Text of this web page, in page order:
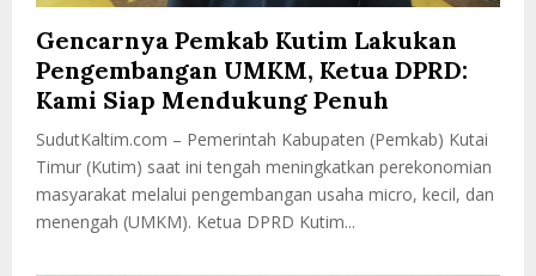
Gencarnya Pemkab Kutim Lakukan
Pengembangan UMKM, Ketua DPRD:
Kami Siap Mendukung Penuh
SudutKaltim.com – Pemerintah Kabupaten (Pemkab) Kutai
Timur (Kutim) saat ini tengah meningkatkan perekonomian
masyarakat melalui pengembangan usaha micro, kecil, dan
menengah (UMKM). Ketua DPRD Kutim...